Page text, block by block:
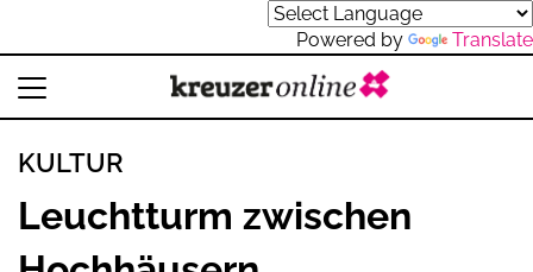
Powered by Translate
KULTUR
Leuchtturm zwischen